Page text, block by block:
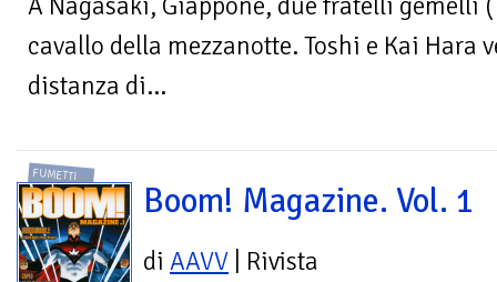
cavallo della mezzanotte. Toshi e Kai Hara
distanza di...
FUMETTI
Boom! Magazine. Vol. 1
di AAVV | Rivista